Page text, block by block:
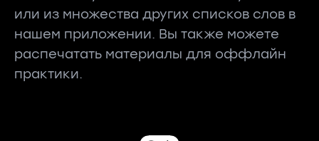
или из множества других списков слов в
нашем приложении. Вы также можете
распечатать материалы для оффлайн
практики.